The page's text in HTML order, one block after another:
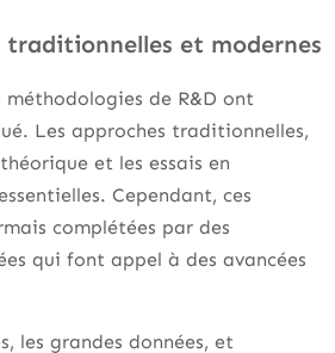
traditionnelles et modernes
méthodologies de R&D ont
Les approches traditionnelles,
et les essais en
Cependant, ces
complétées par des
qui font appel à des avancées
les grandes données, et